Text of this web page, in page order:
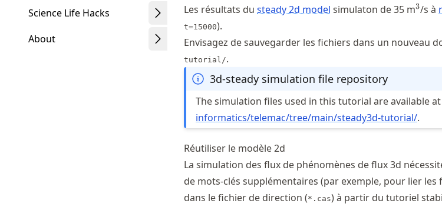
Science Life Hacks
About
Les résultats du steady 2d model simulaton de 35 m^3
3/s à
t=15000).
Envisagez de sauvegarder les fichiers dans un nouveau
tutorial/.
3d-steady simulation file repository
The simulation files used in this tutorial are available at
informatics/telemac/tree/main/steady3d-tutorial/.
Réutiliser le modèle 2d
La simulation des flux de phénomènes de flux 3d
de mots-clés supplémentaires (par exemple, pour lier
dans le fichier de direction (*.cas) à partir du tutoriel